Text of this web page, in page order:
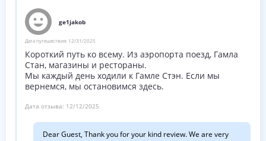
ge1jakob
Дата путешествия: 12/31/2025
Короткий путь ко всему. Из аэропорта поезд, Гамла
Стан, магазины и рестораны.
Мы каждый день ходили к Гамле Стэн. Если мы
вернемся, мы остановимся здесь.
Дата отзыва: 12/12/2025
Dear Guest, Thank you for your kind review. We are very